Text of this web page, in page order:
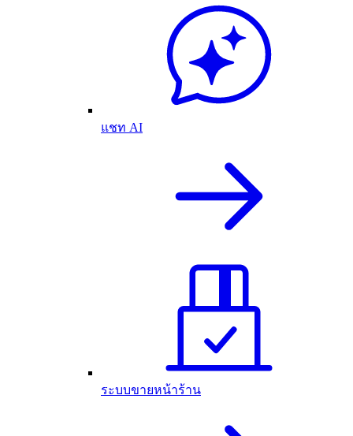
แชท AI
ระบบขายหน้าร้าน